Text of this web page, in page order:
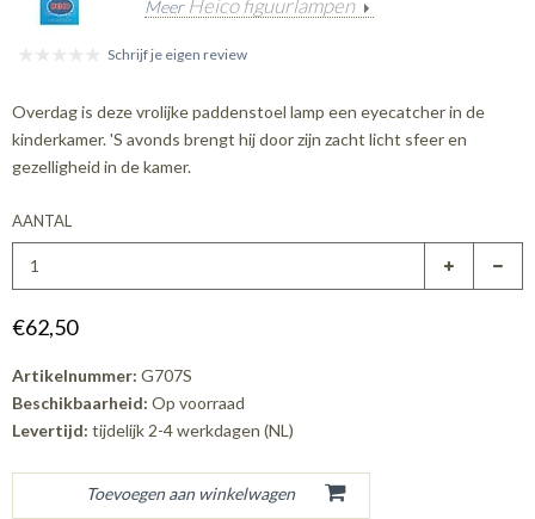
Meer Heico figuurlampen
Schrijf je eigen review
Overdag is deze vrolijke paddenstoel lamp een eyecatcher in de
kinderkamer. 'S avonds brengt hij door zijn zacht licht sfeer en
gezelligheid in de kamer.
AANTAL
€62,50
Artikelnummer: G707S
Beschikbaarheid: Op voorraad
Levertijd: tijdelijk 2-4 werkdagen (NL)